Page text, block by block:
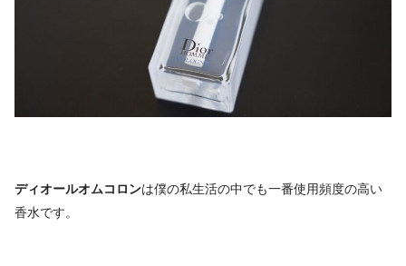
ディオールオムコロンは僕の私生活の中でも一番使用頻度の高い
香水です。